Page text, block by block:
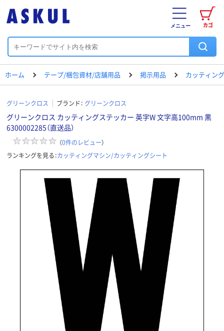
カゴ
メニュー
ホーム テープ/梱包資材/店舗用品 掲示用品 カッティン
グリーンクロス ブランド： グリーンクロス
グリーンクロス カッティングステッカー 英字W 文字高100mm 黒
6300002285（直送品）
（0件のレビュー）
ランキングを見る：カッティングマシン/カッティングシート